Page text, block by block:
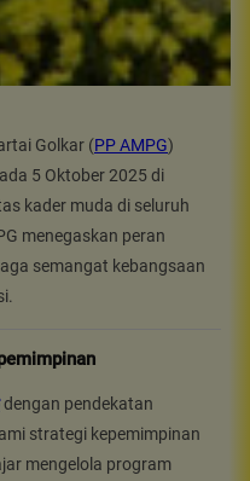
Golkar (PP AMPG)
5 Oktober 2025 di
kader muda di seluruh
menegaskan peran
semangat kebangsaan
dengan pendekatan
strategi kepemimpinan
mengelola program